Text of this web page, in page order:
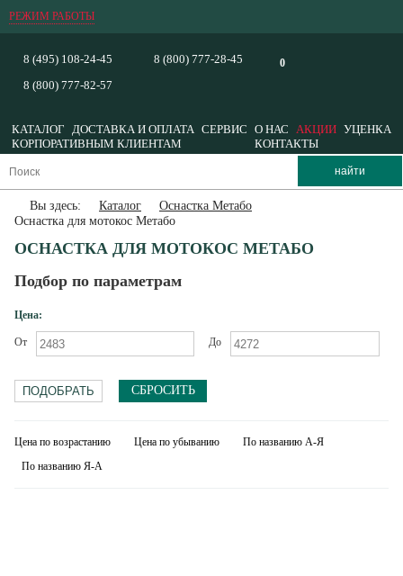
РЕЖИМ РАБОТЫ
0
8 (495) 108-24-45
8 (800) 777-82-57
8 (800) 777-28-45
КАТАЛОГ ДОСТАВКА И ОПЛАТА СЕРВИС О НАС АКЦИИ УЦЕНКА
КОРПОРАТИВНЫМ КЛИЕНТАМ
КОНТАКТЫ
Вы здесь: Каталог
Оснастка Метабо
Оснастка для мотокос Метабо
ОСНАСТКА ДЛЯ МОТОКОС МЕТАБО
Подбор по параметрам
Цена:
От До
СБРОСИТЬ
Цена по возрастанию Цена по убыванию
По названию А-Я
По названию Я-А